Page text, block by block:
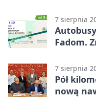
7 sierpnia
Fadom.
7 sierpnia
Pół
nową